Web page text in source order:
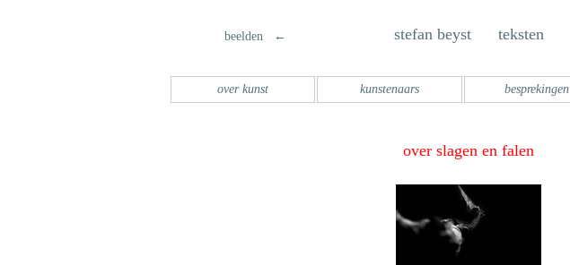
stefan beyst teksten
beelden ←
besprekingen
kunstenaars
over kunst
over slagen en falen